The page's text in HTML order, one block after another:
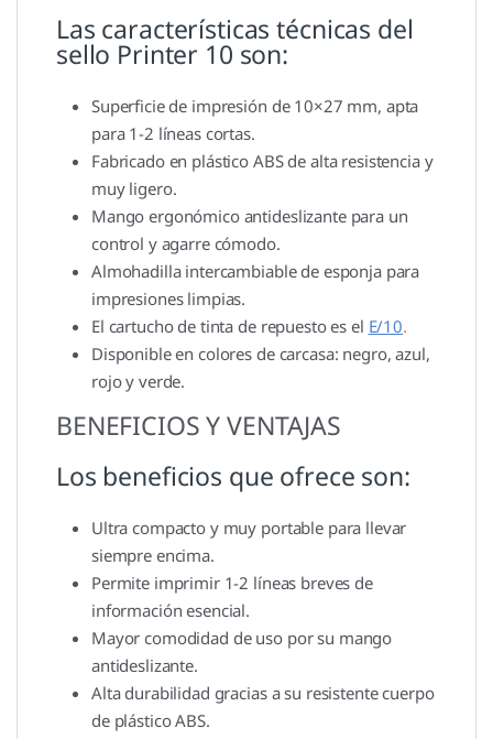
Las características técnicas del
sello Printer 10 son:
Superficie de impresión de 10×27 mm, apta
para 1-2 líneas cortas.
Fabricado en plástico ABS de alta resistencia y
muy ligero.
Mango ergonómico antideslizante para un
control y agarre cómodo.
Almohadilla intercambiable de esponja para
impresiones limpias.
El cartucho de tinta de repuesto es el E/10.
Disponible en colores de carcasa: negro, azul,
rojo y verde.
BENEFICIOS Y VENTAJAS
Los beneficios que ofrece son:
Ultra compacto y muy portable para llevar
siempre encima.
Permite imprimir 1-2 líneas breves de
información esencial.
Mayor comodidad de uso por su mango
antideslizante.
Alta durabilidad gracias a su resistente cuerpo
de plástico ABS.